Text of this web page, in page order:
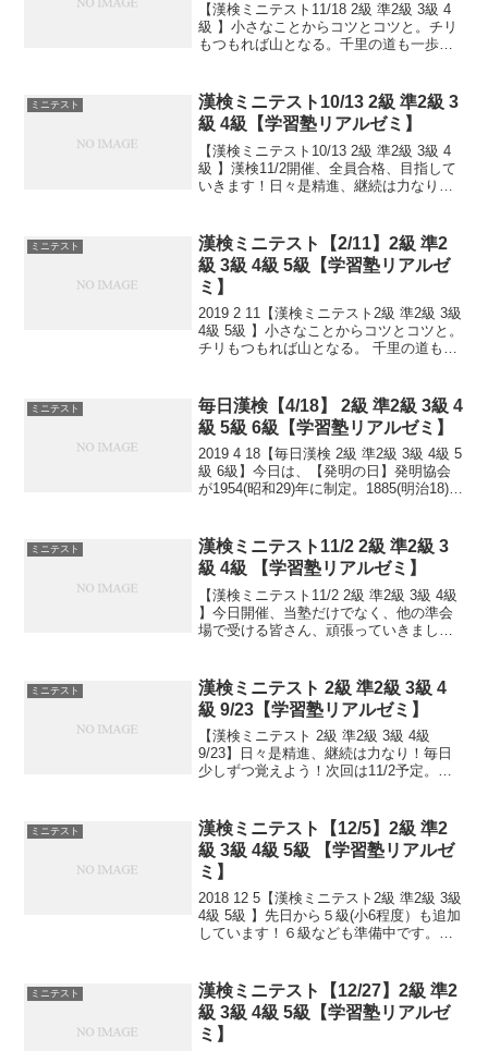
【漢検ミニテスト11/18 2級 準2級 3級 4
級 】小さなことからコツとコツと。チリ
もつもれば山となる。千里の道も一歩か
ミニテスト
漢検ミニテスト10/13 2級 準2級 3
級 4級【学習塾リアルゼミ】
【漢検ミニテスト10/13 2級 準2級 3級 4
級 】漢検11/2開催、全員合格、目指して
いきます！日々是精進、継続は力なり！
ミニテスト
漢検ミニテスト【2/11】2級 準2
級 3級 4級 5級【学習塾リアルゼ
ミ】
2019 2 11【漢検ミニテスト2級 準2級 3級
4級 5級 】小さなことからコツとコツと。
チリもつもれば山となる。 千里の道も一
熟語問題などの出来具合が合...
ミニテスト
毎日漢検【4/18】 2級 準2級 3級 4
級 5級 6級【学習塾リアルゼミ】
2019 4 18【毎日漢検 2級 準2級 3級 4級 5
級 6級】今日は、【発明の日】発明協会
が1954(昭和29)年に制定。1885(明治18)年
【世界アマチュア無線...
ミニテスト
漢検ミニテスト11/2 2級 準2級 3
級 4級 【学習塾リアルゼミ】
【漢検ミニテスト11/2 2級 準2級 3級 4級
】今日開催、当塾だけでなく、他の準会
場で受ける皆さん、頑張っていきましょ
ミニテスト
漢検ミニテスト 2級 準2級 3級 4
級 9/23【学習塾リアルゼミ】
【漢検ミニテスト 2級 準2級 3級 4級
9/23】日々是精進、継続は力なり！毎日
少しずつ覚えよう！次回は11/2予定。受
す。連絡は塾で直接言っていただくか、
こちらから...
ミニテスト
漢検ミニテスト【12/5】2級 準2
級 3級 4級 5級 【学習塾リアルゼ
ミ】
2018 12 5【漢検ミニテスト2級 準2級 3級
4級 5級 】先日から５級(小6程度）も追加
しています！６級なども準備中です。小
日々是精進、継続は力なり！毎日少し
ず...
ミニテスト
漢検ミニテスト【12/27】2級 準2
級 3級 4級 5級【学習塾リアルゼ
ミ】